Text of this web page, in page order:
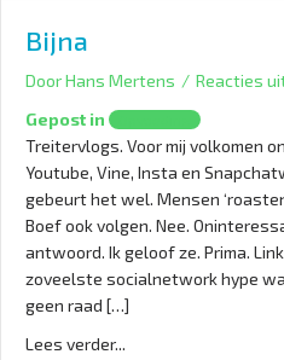
Bijna
DoorHans Mertens / Reacties
Gepost in
Treitervlogs. Voor mij volkomen
Youtube, Vine, Insta en
gebeurt het wel. Mensen
Boef ook volgen. Nee.
antwoord. Ik geloof ze. Prima.
zoveelste socialnetwork hype
geen raad […]
Lees verder...